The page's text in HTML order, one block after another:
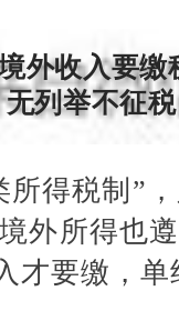
外收入要缴
列举不征税
所得税制”
外所得也
才要缴，